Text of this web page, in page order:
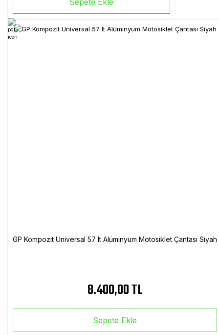
Sepete Ekle
GP Kompozit Universal 57 lt Alüminyum Motosiklet Çantası Siyah
8.400,00 TL
Sepete Ekle